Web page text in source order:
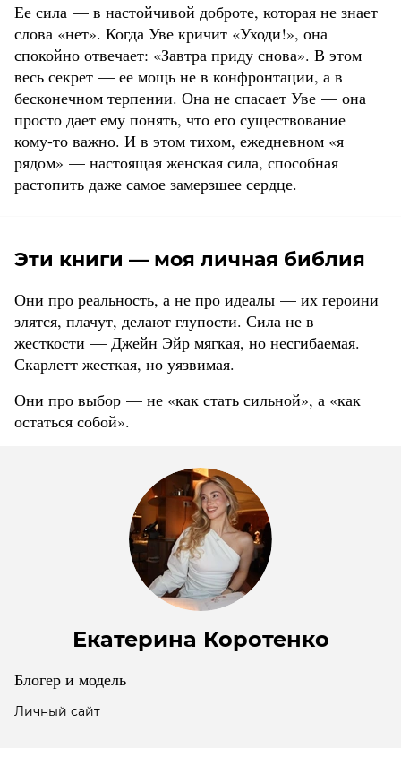
Ее сила — в настойчивой доброте, которая не знает
слова «нет». Когда Уве кричит «Уходи!», она
спокойно отвечает: «Завтра приду снова». В этом
весь секрет — ее мощь не в конфронтации, а в
бесконечном терпении. Она не спасает Уве — она
просто дает ему понять, что его существование
кому-то важно. И в этом тихом, ежедневном «я
рядом» — настоящая женская сила, способная
растопить даже самое замерзшее сердце.
Эти книги — моя личная библия
Они про реальность, а не про идеалы — их героини
злятся, плачут, делают глупости. Сила не в
жесткости — Джейн Эйр мягкая, но несгибаемая.
Скарлетт жесткая, но уязвимая.
Они про выбор — не «как стать сильной», а «как
остаться собой».
Екатерина Коротенко
Блогер и модель
Личный сайт